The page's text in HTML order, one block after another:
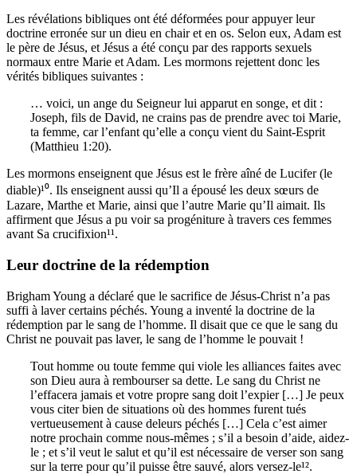
Les révélations bibliques ont été déformées pour appuyer leur
doctrine erronée sur un dieu en chair et en os. Selon eux, Adam est
le père de Jésus, et Jésus a été conçu par des rapports sexuels
normaux entre Marie et Adam. Les mormons rejettent donc les
vérités bibliques suivantes :
… voici, un ange du Seigneur lui apparut en songe, et dit :
Joseph, fils de David, ne crains pas de prendre avec toi Marie,
ta femme, car l’enfant qu’elle a conçu vient du Saint-Esprit
(Matthieu 1:20).
Les mormons enseignent que Jésus est le frère aîné de Lucifer (le
diable)¹⁰. Ils enseignent aussi qu’Il a épousé les deux sœurs de
Lazare, Marthe et Marie, ainsi que l’autre Marie qu’Il aimait. Ils
affirment que Jésus a pu voir sa progéniture à travers ces femmes
avant Sa crucifixion¹¹.
Leur doctrine de la rédemption
Brigham Young a déclaré que le sacrifice de Jésus-Christ n’a pas
suffi à laver certains péchés. Young a inventé la doctrine de la
rédemption par le sang de l’homme. Il disait que ce que le sang du
Christ ne pouvait pas laver, le sang de l’homme le pouvait !
Tout homme ou toute femme qui viole les alliances faites avec
son Dieu aura à rembourser sa dette. Le sang du Christ ne
l’effacera jamais et votre propre sang doit l’expier […] Je peux
vous citer bien de situations où des hommes furent tués
vertueusement à cause deleurs péchés […] Cela c’est aimer
notre prochain comme nous-mêmes ; s’il a besoin d’aide, aidez-
le ; et s’il veut le salut et qu’il est nécessaire de verser son sang
sur la terre pour qu’il puisse être sauvé, alors versez-le¹².